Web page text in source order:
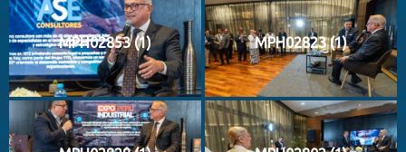
MPH02853 (1) MPH02823 (1)